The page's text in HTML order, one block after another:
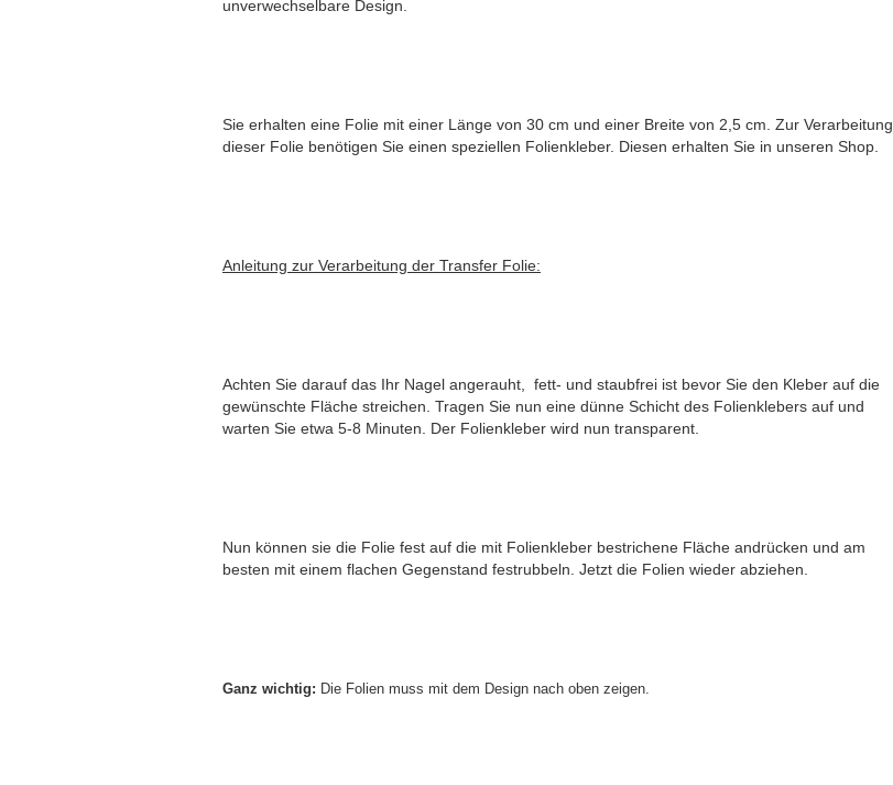
unverwechselbare Design.
Sie erhalten eine Folie mit einer Länge von 30 cm und einer Breite von 2,5 cm. Zur Verarbeitung
dieser Folie benötigen Sie einen speziellen Folienkleber. Diesen erhalten Sie in unseren Shop.
Anleitung zur Verarbeitung der Transfer Folie:
Achten Sie darauf das Ihr Nagel angerauht, fett- und staubfrei ist bevor Sie den Kleber auf die
gewünschte Fläche streichen. Tragen Sie nun eine dünne Schicht des Folienklebers auf und
warten Sie etwa 5-8 Minuten. Der Folienkleber wird nun transparent.
Nun können sie die Folie fest auf die mit Folienkleber bestrichene Fläche andrücken und am
besten mit einem flachen Gegenstand festrubbeln. Jetzt die Folien wieder abziehen.
Ganz wichtig: Die Folien muss mit dem Design nach oben zeigen.